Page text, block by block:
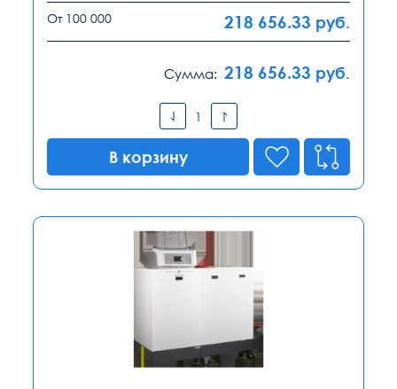
От 100 000 218 656.33 руб.
Сумма: 218 656.33 руб.
В корзину